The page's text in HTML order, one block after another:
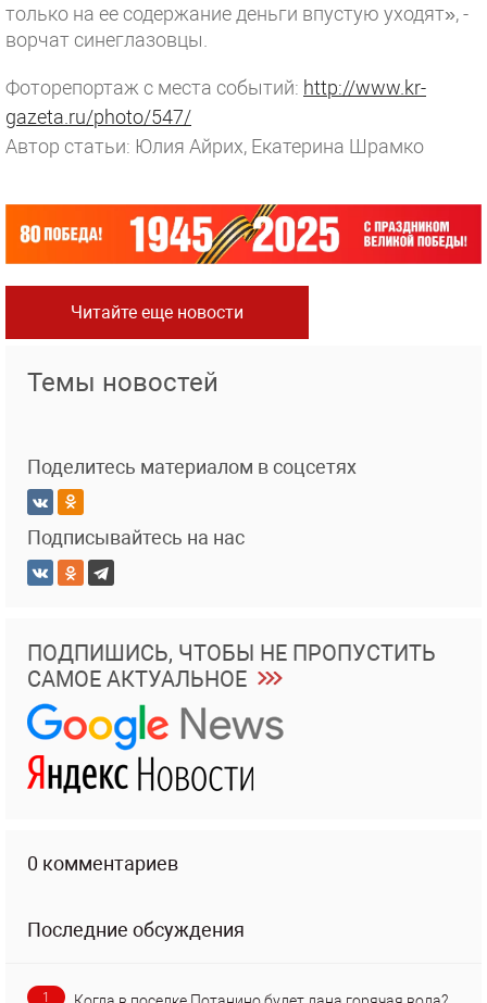
только на ее содержание деньги впустую уходят», -
ворчат синеглазовцы.
Фоторепортаж с места событий: http://www.kr-
gazeta.ru/photo/547/
Автор статьи: Юлия Айрих, Екатерина Шрамко
Читайте еще новости
Темы новостей
Поделитесь материалом в соцсетях
Подписывайтесь на нас
ПОДПИШИСЬ, ЧТОБЫ НЕ ПРОПУСТИТЬ
САМОЕ АКТУАЛЬНОЕ
0 комментариев
Последние обсуждения
1